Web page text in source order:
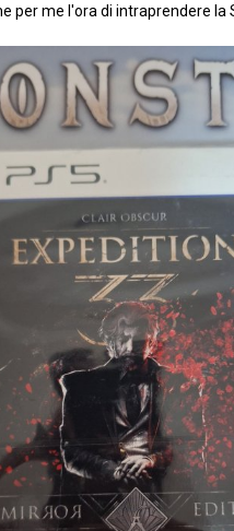
per me l'ora di intraprendere la